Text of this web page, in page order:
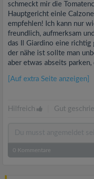
schmeckt mir die
Hauptgericht einle
empfehlen! Ich kann nur
freundlich, aufmerksam
das Il Giardino eine richtig
der nähe ist sollte man
aber etwas abseits
[Auf extra Seite anzeigen]
Hilfreich Gut
0 Kommentare